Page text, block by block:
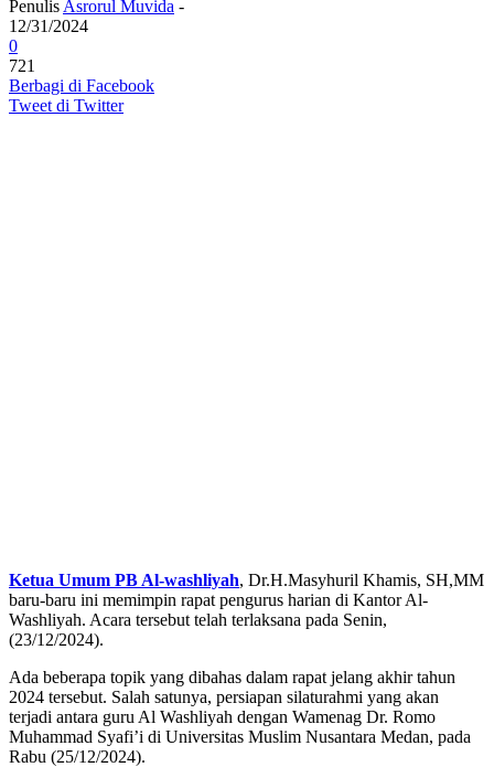
Penulis Asrorul Muvida -
12/31/2024
0
721
Berbagi di Facebook
Tweet di Twitter
Ketua Umum PB Al-washliyah, Dr.H.Masyhuril Khamis, SH,MM
baru-baru ini memimpin rapat pengurus harian di Kantor Al-
Washliyah. Acara tersebut telah terlaksana pada Senin,
(23/12/2024).
Ada beberapa topik yang dibahas dalam rapat jelang akhir tahun
2024 tersebut. Salah satunya, persiapan silaturahmi yang akan
terjadi antara guru Al Washliyah dengan Wamenag Dr. Romo
Muhammad Syafi’i di Universitas Muslim Nusantara Medan, pada
Rabu (25/12/2024).